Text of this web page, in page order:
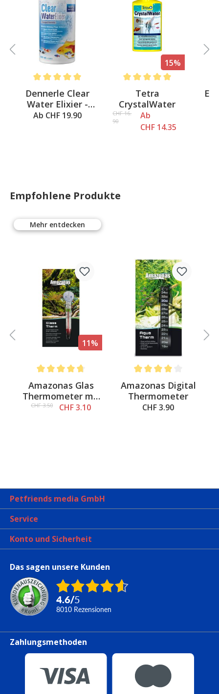
Average rating of 5 out of 5 stars
Dennerle Clear
Water Elixier -
Flüssiges
Ab CHF 19.90
15%
Tetra
CrystalWater
CHF 16.
90
Ab
CHF 14.35
Empfohlene Produkte
Mehr entdecken
11%
Amazonas Glas
Thermometer mit
Sauger
CHF 3.50 CHF 3.10
Amazonas Digital
Thermometer
CHF 3.90
Petfriends media GmbH
Service
Konto und Sicherheit
Das sagen unsere Kunden
4.6/5
8010 Rezensionen
Zahlungsmethoden